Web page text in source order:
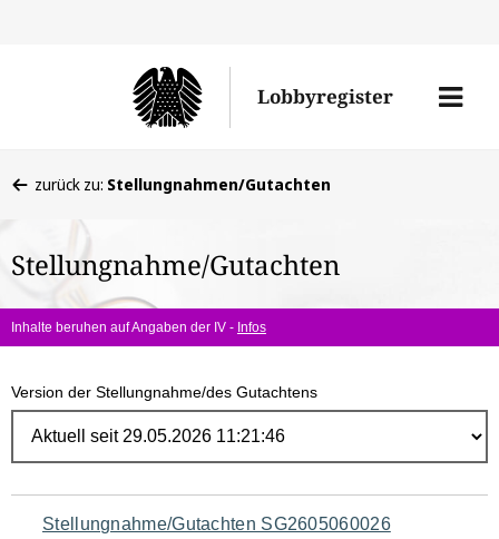
Lobbyregister
Menü
befinden
hier:
zurück zu: Stellungnahmen/Gutachten
Stellungnahme/Gutachten
Inhalte beruhen auf Angaben der IV - Infos
Version der Stellungnahme/des Gutachtens
Navigation
Stellungnahme/Gutachten SG2605060026